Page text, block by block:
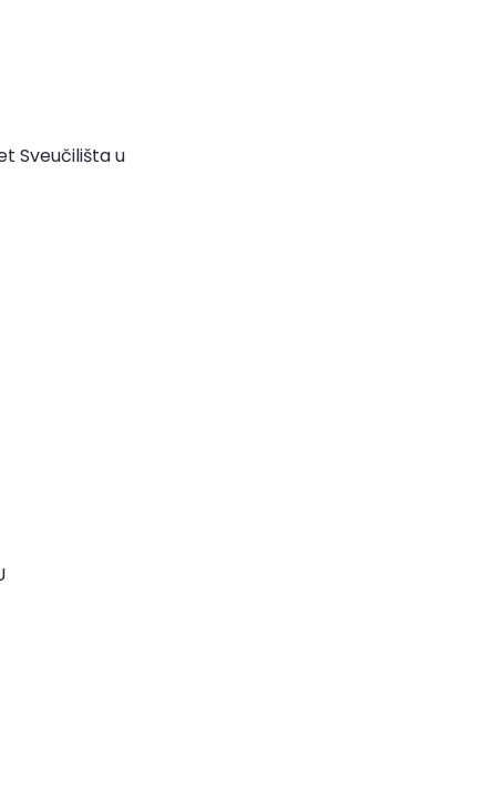
Sveučilišta u